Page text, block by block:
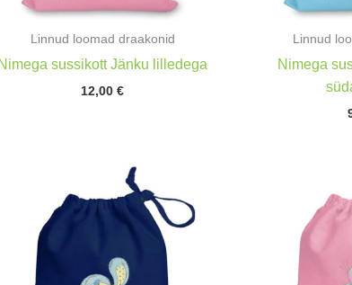
Linnud loomad draakonid
sussikott Jänku lilledega
12,00€
Linnud
Nimega